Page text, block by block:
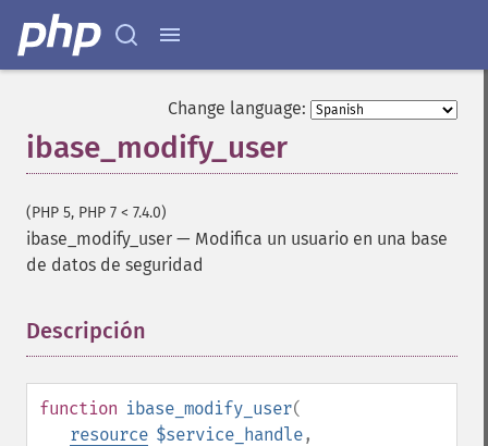
Change language:
ibase_modify_user
(PHP 5, PHP 7 < 7.4.0)
ibase_modify_user — Modifica un usuario en una base
de datos de seguridad
Descripción
function ibase_modify_user(
resource $service_handle,